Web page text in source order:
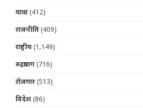
यात्रा (412)
राजनीति (409)
राष्ट्रीय (1,149)
रुद्रप्रयाग (716)
रोजगार (513)
विदेश (86)